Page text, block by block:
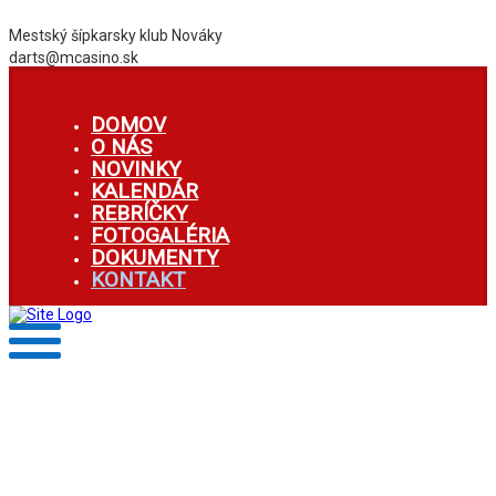
Mestský šípkarsky klub Nováky
darts@mcasino.sk
DOMOV
O NÁS
NOVINKY
KALENDÁR
REBRÍČKY
FOTOGALÉRIA
DOKUMENTY
KONTAKT